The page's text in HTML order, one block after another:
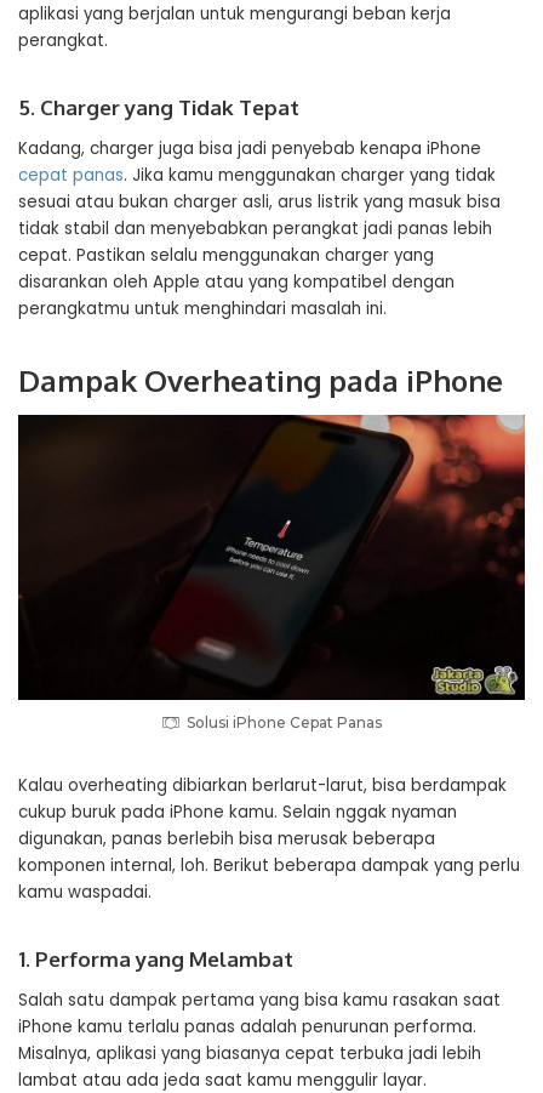
aplikasi yang berjalan untuk mengurangi beban kerja
perangkat.
5. Charger yang Tidak Tepat
Kadang, charger juga bisa jadi penyebab kenapa iPhone
cepat panas. Jika kamu menggunakan charger yang tidak
sesuai atau bukan charger asli, arus listrik yang masuk bisa
tidak stabil dan menyebabkan perangkat jadi panas lebih
cepat. Pastikan selalu menggunakan charger yang
disarankan oleh Apple atau yang kompatibel dengan
perangkatmu untuk menghindari masalah ini.
Dampak Overheating pada iPhone
Solusi iPhone Cepat Panas
Kalau overheating dibiarkan berlarut-larut, bisa berdampak
cukup buruk pada iPhone kamu. Selain nggak nyaman
digunakan, panas berlebih bisa merusak beberapa
komponen internal, loh. Berikut beberapa dampak yang perlu
kamu waspadai.
1. Performa yang Melambat
Salah satu dampak pertama yang bisa kamu rasakan saat
iPhone kamu terlalu panas adalah penurunan performa.
Misalnya, aplikasi yang biasanya cepat terbuka jadi lebih
lambat atau ada jeda saat kamu menggulir layar.